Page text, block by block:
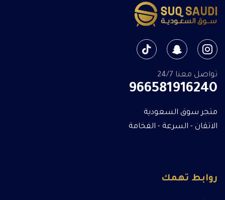
تواصل معنا 24/7
966581916240
متجر سوق السعودية
الاتقان - السرعة - الفخامة
روابط تهمك